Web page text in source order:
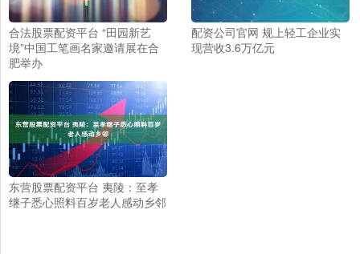
合法股票配资平台 “田园新艺
境”中国工笔画名家邀请展在合
肥举办
配资公司官网 规上轻工企业实
现营收3.6万亿元
东营股票配资平台 夷陵：至孝
继子悉心照料百岁老人感动乡邻